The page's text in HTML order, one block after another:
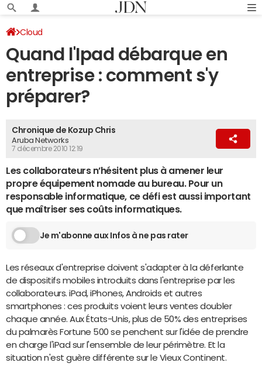
Cloud
Quand l'Ipad débarque en
entreprise : comment s'y
préparer?
Chronique de Kozup Chris
Aruba Networks
7 décembre 2010 12:19
Les collaborateurs n’hésitent plus à amener leur
propre équipement nomade au bureau. Pour un
responsable informatique, ce défi est aussi important
que maîtriser ses coûts informatiques.
Je m'abonne aux Infos à ne pas rater
Les réseaux d'entreprise doivent s'adapter à la déferlante
de dispositifs mobiles introduits dans l'entreprise par les
collaborateurs. iPad, iPhones, Androids et autres
smartphones : ces produits voient leurs ventes doubler
chaque année. Aux États-Unis, plus de 50% des entreprises
du palmarès Fortune 500 se penchent sur l'idée de prendre
en charge l'iPad sur l'ensemble de leur périmètre. Et la
situation n'est guère différente sur le Vieux Continent.